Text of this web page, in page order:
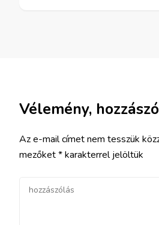
Vélemény,
Az e-mail címet nem tesszük
mezőket*karakterrel jelöltük